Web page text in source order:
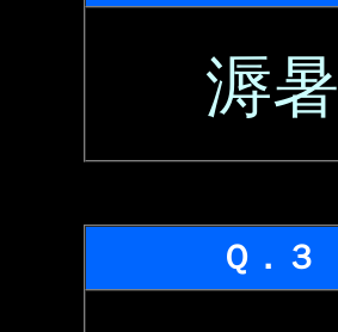
溽暑
Ｑ．３